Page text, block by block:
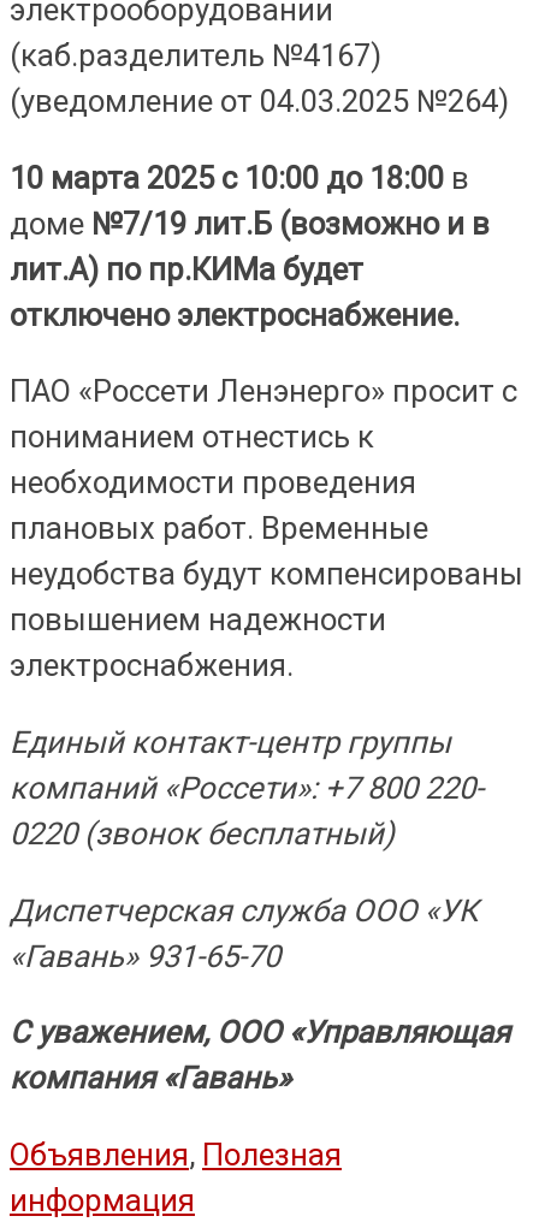
электрооборудовании
(каб.разделитель №4167)
(уведомление от 04.03.2025 №264)
10 марта 2025 с 10:00 до 18:00 в
доме №7/19 лит.Б (возможно и в
лит.А) по пр.КИМа будет
отключено электроснабжение.
ПАО «Россети Ленэнерго» просит с
пониманием отнестись к
необходимости проведения
плановых работ. Временные
неудобства будут компенсированы
повышением надежности
электроснабжения.
Единый контакт-центр группы
компаний «Россети»: +7 800 220-
0220 (звонок бесплатный)
Диспетчерская служба ООО «УК
«Гавань» 931-65-70
С уважением, ООО «Управляющая
компания «Гавань»
Объявления, Полезная
информация